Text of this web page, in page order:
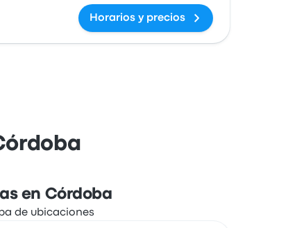
Horarios y precios
en Córdoba